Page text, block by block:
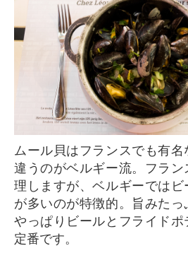
ムール貝はフランスでも有名な料理ですが、一味
違うのがベルギー流。フラン
理しますが、ベルギーでは
が多いのが特徴的。旨みたっ
やっぱりビールとフライド
定番です。